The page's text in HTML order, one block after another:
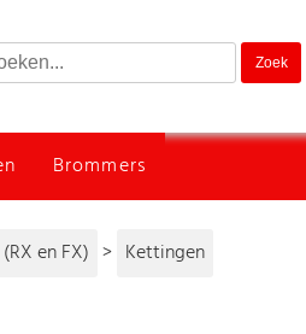
Brommers
en FX) > Kettingen